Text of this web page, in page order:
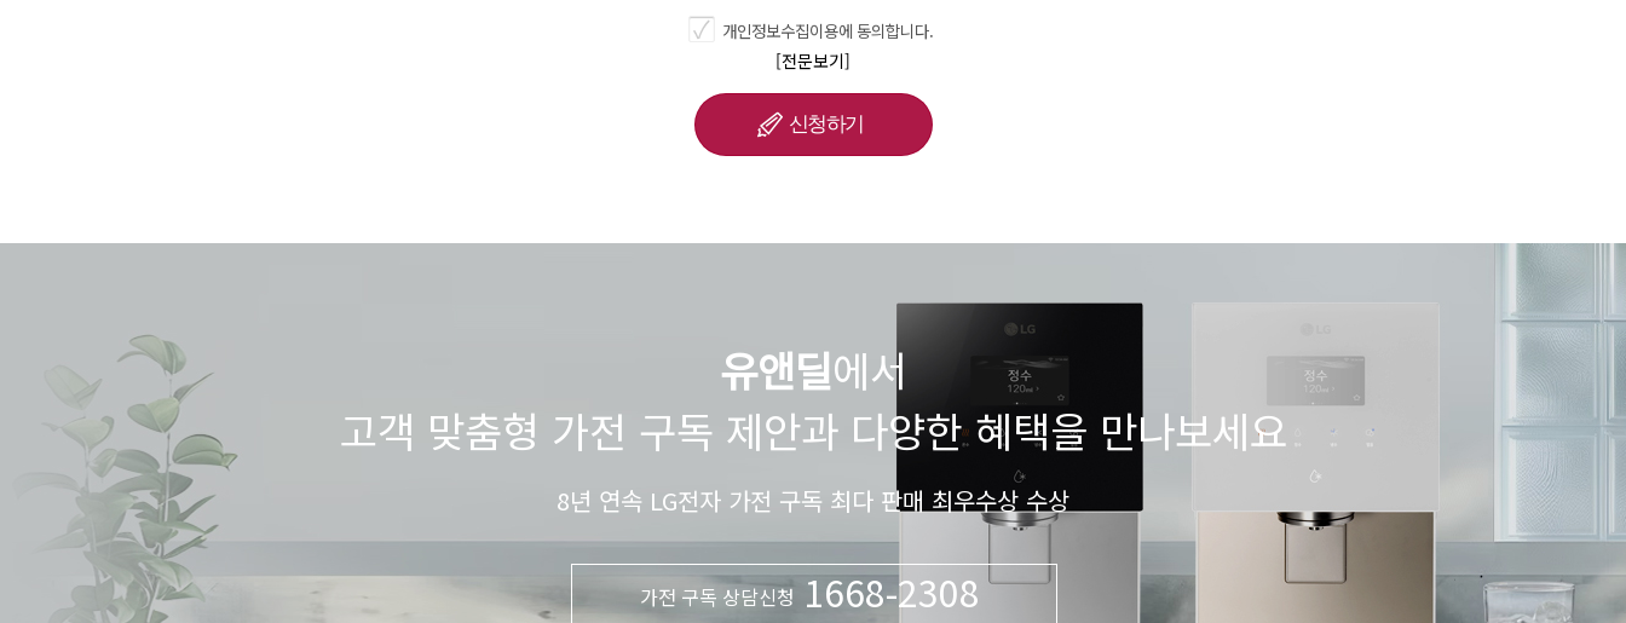
개인정보수집이용에 동의합니다.
[전문보기]
유앤딜에서
고객 맞춤형 가전 구독 제안과 다양한 혜택을 만나보세요
8년 연속 LG전자 가전 구독 최다 판매 최우수상 수상
가전 구독 상담신청1668-2308